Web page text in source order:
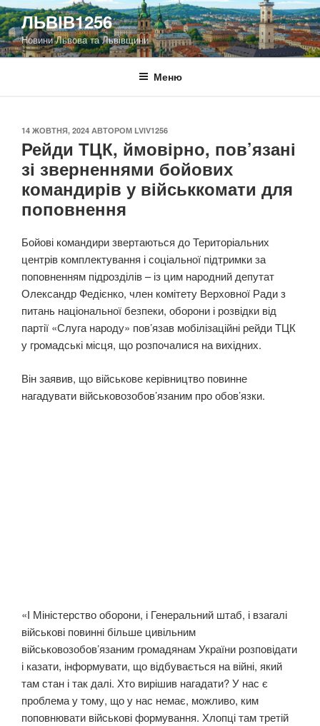
Перейти
до
вмісту
ЛЬВІВ1256
Новини Львова та Львівщини
Меню
ОПУБЛІКОВАНО
14 ЖОВТНЯ, 2024 АВТОРОМ LVIV1256
Рейди ТЦК, ймовірно, пов’язані
зі зверненнями бойових
командирів у військкомати для
поповнення
Бойові командири звертаються до Територіальних
центрів комплектування і соціальної підтримки за
поповненням підрозділів – із цим народний депутат
Олександр Федієнко, член комітету Верховної Ради з
питань національної безпеки, оборони і розвідки від
партії «Слуга народу» пов’язав мобілізаційні рейди ТЦК
у громадські місця, що розпочалися на вихідних.
Він заявив, що військове керівництво повинне
нагадувати військовозобов’язаним про обов’язки.
«І Міністерство оборони, і Генеральний штаб, і взагалі
військові повинні більше цивільним
військовозобов’язаним громадянам України розповідати
і казати, інформувати, що відбувається на війні, який
там стан і так далі. Хто вирішив нагадати? У нас є
проблема у тому, що у нас немає, можливо, ким
поповнювати військові формування. Хлопці там третій